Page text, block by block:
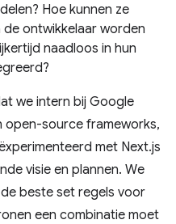
Hoe kunnen ze
ontwikkelaar worden
naadloos in hun
we intern bij Google
open-source frameworks,
met Next.js
visie en plannen. We
beste set regels voor
een combinatie moet